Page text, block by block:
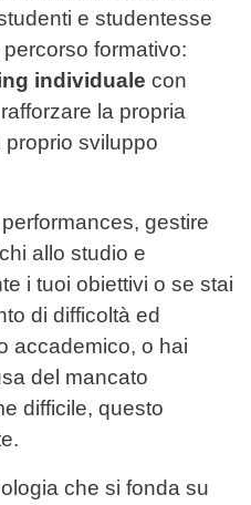
e studentesse
formativo:
individuale con
la propria
sviluppo
gestire
allo studio e
i tuoi obiettivi o se stai
di difficoltà ed
accademico, o hai
del mancato
difficile, questo
che si fonda su